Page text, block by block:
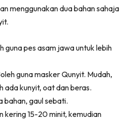
menggunakan dua bahan sahaja
guna pes asam jawa untuk lebih
guna masker Qunyit. Mudah,
ada kunyit, oat dan beras.
bahan, gaul sebati.
kering 15-20 minit, kemudian